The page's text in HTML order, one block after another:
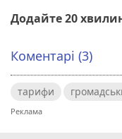
Додайте 20
Коментарі (3)
тарифи